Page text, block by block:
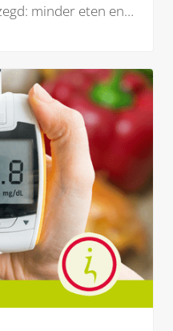
minder eten en